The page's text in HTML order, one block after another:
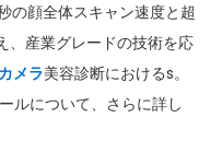
の顔全体スキャン速度と超
、産業グレードの技術を応
メラ美容診断におけるs。
ルについて、さらに詳し